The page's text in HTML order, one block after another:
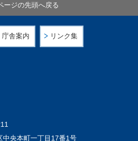
中央本町一丁目17番1号
庁舎案内 リンク集
ージの先頭へ戻る